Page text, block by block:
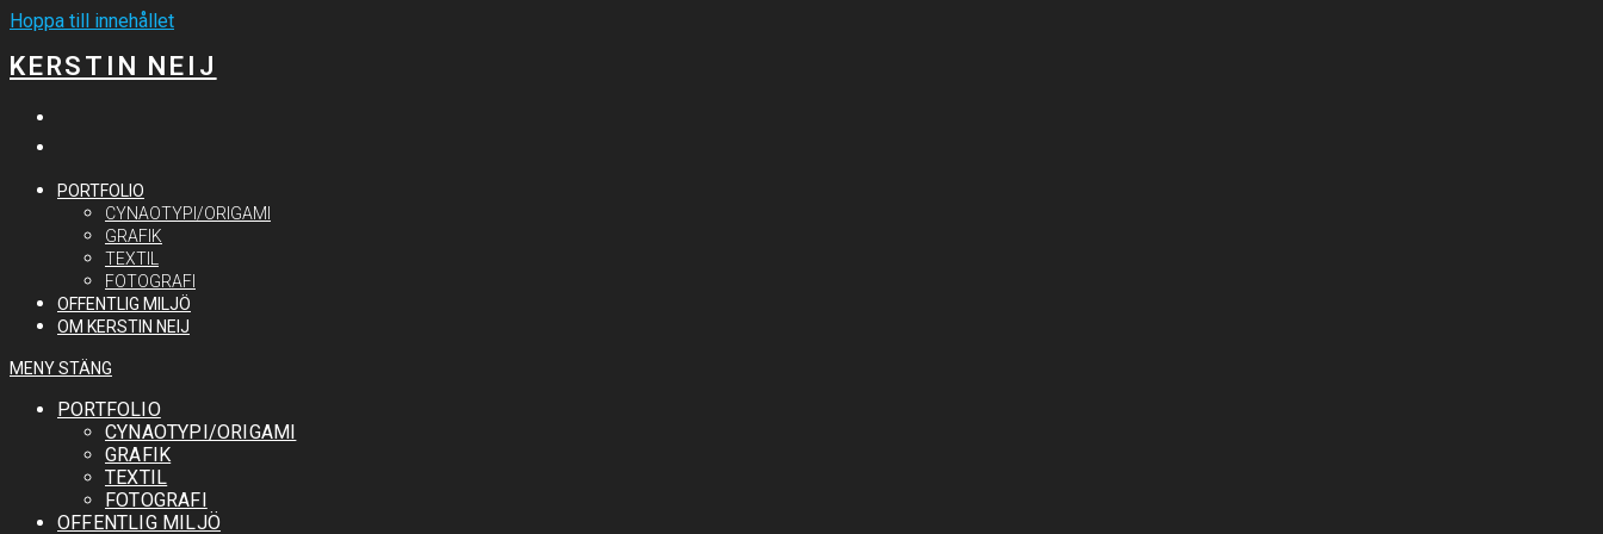
Hoppa till innehållet
KERSTIN NEIJ
PORTFOLIO
CYNAOTYPI/ORIGAMI
GRAFIK
TEXTIL
FOTOGRAFI
OFFENTLIG MILJÖ
OM KERSTIN NEIJ
MENYSTÄNG
PORTFOLIO
CYNAOTYPI/ORIGAMI
GRAFIK
TEXTIL
FOTOGRAFI
OFFENTLIG MILJÖ